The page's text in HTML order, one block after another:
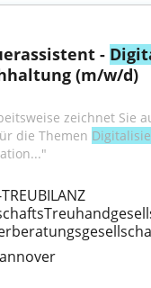
-
(m/w/d)
zeichnet Sie
die Themen